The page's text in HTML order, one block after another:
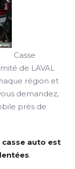
Casse
de LAVAL
région et
demandez,
près de
casse auto est
.